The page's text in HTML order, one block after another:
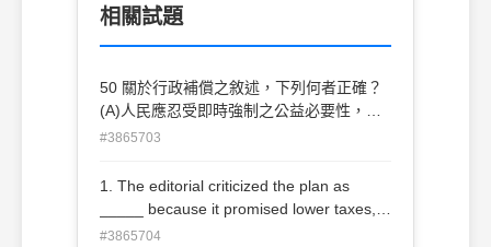
相關試題
50 關於行政補償之敘述，下列何者正確？
(A)人民應忍受即時強制之公益必要性，無
補償請求權 (B)行政機關廢棄授益處分後，
犯罪被害人之補償非行政補償 (D)公用徵收
人民財產仍得不予以補償
#3865703
1. The editorial criticized the plan as
_____ because it promised lower taxes,
better services, and reduced debt without
#3865704